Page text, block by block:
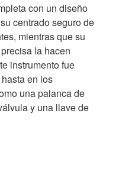
con un diseño
centrado seguro de
mientras que su
la hacen
instrumento fue
en los
una palanca de
y una llave de